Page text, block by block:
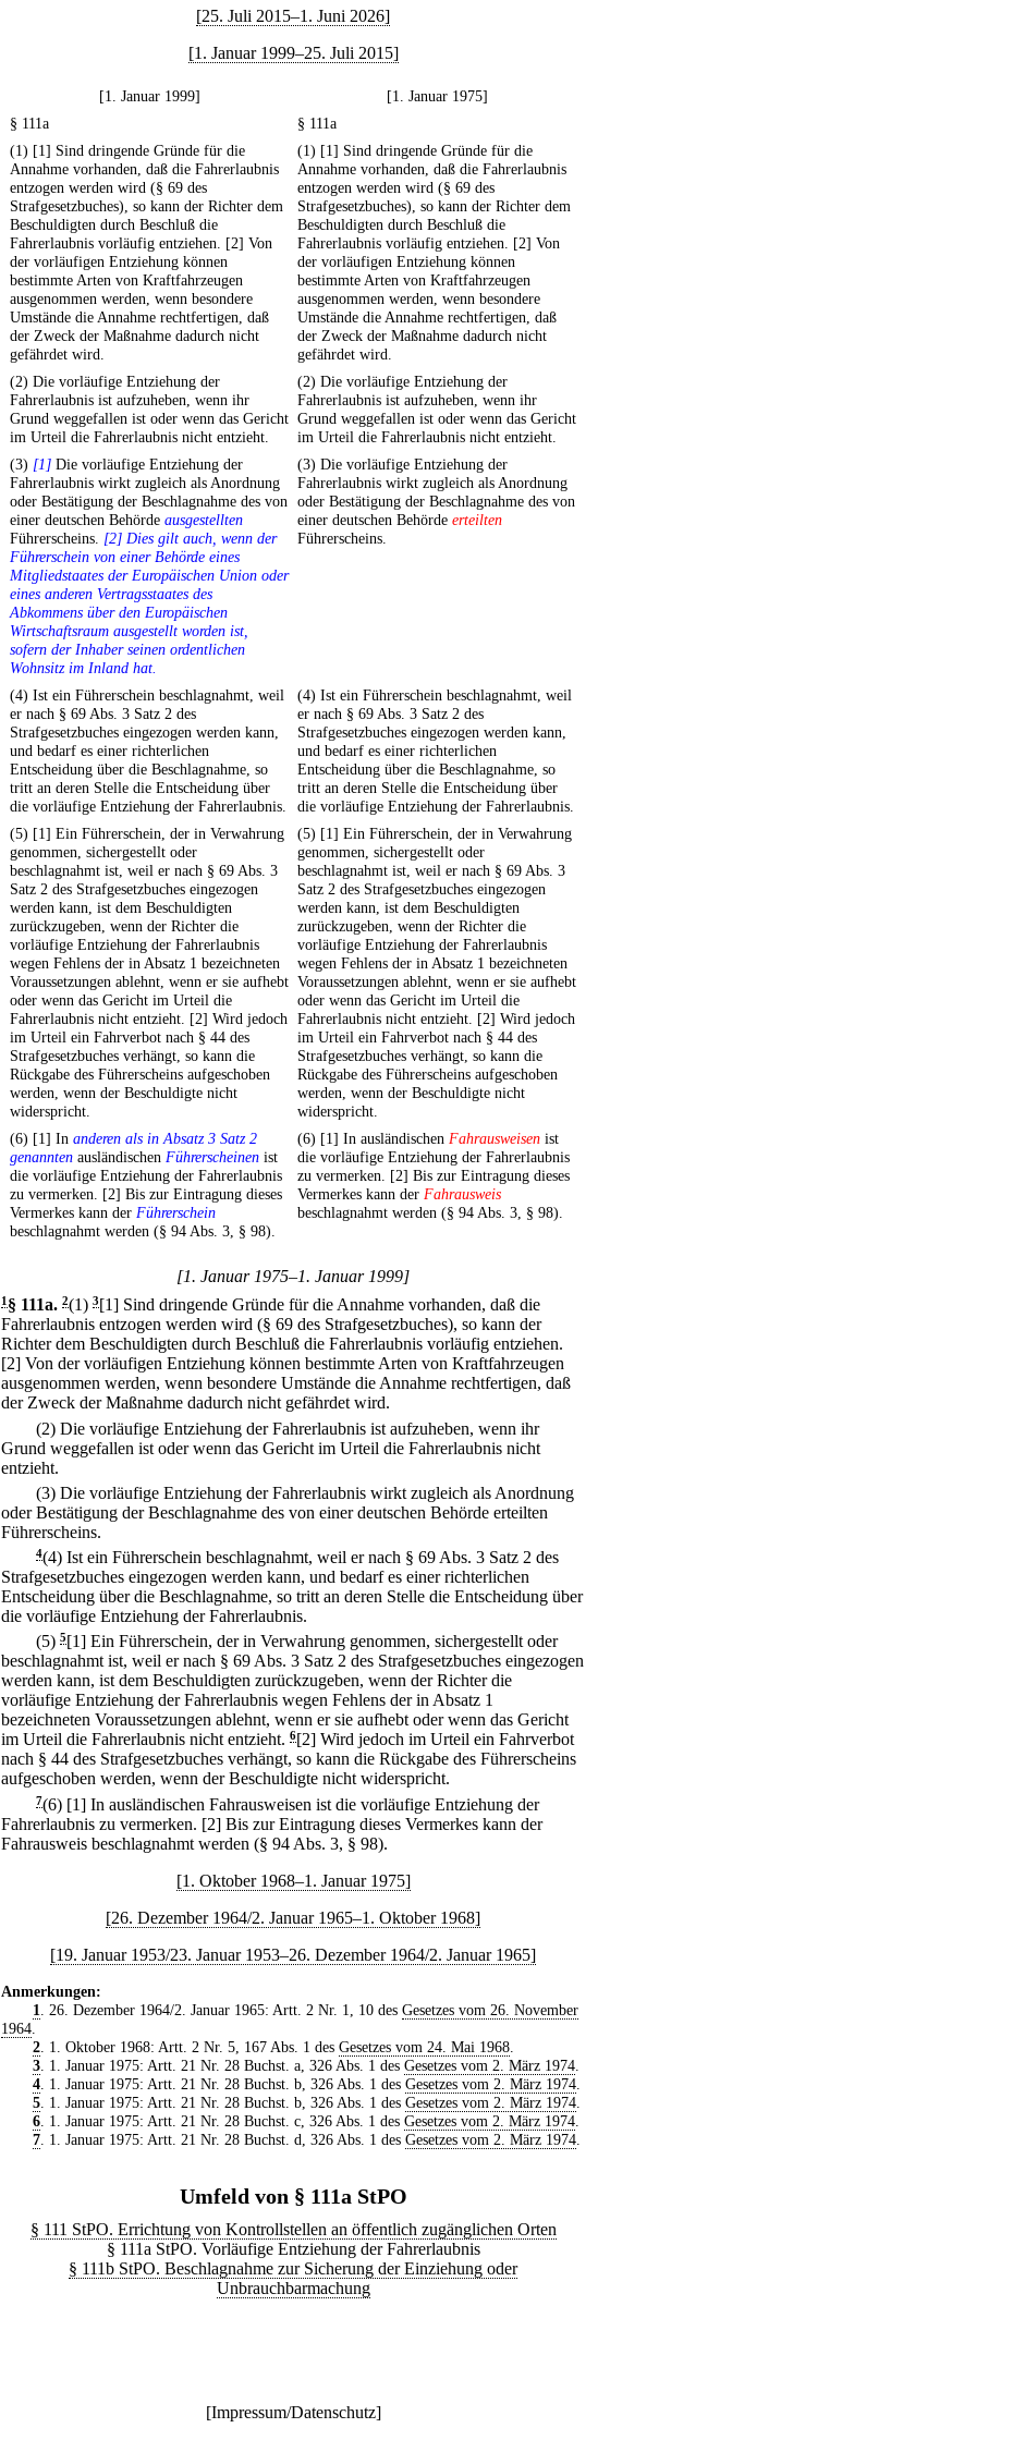
[25. Juli 2015–1. Juni 2026]
[1. Januar 1999–25. Juli 2015]
[1. Januar 1999]
[1. Januar 1975]
§ 111a
§ 111a
(1) [1] Sind dringende Gründe für die
Annahme vorhanden, daß die Fahrerlaubnis
entzogen werden wird (§ 69 des
Strafgesetzbuches), so kann der Richter dem
Beschuldigten durch Beschluß die
Fahrerlaubnis vorläufig entziehen. [2] Von
der vorläufigen Entziehung können
bestimmte Arten von Kraftfahrzeugen
ausgenommen werden, wenn besondere
Umstände die Annahme rechtfertigen, daß
der Zweck der Maßnahme dadurch nicht
gefährdet wird.
(1) [1] Sind dringende Gründe für die
Annahme vorhanden, daß die Fahrerlaubnis
entzogen werden wird (§ 69 des
Strafgesetzbuches), so kann der Richter dem
Beschuldigten durch Beschluß die
Fahrerlaubnis vorläufig entziehen. [2] Von
der vorläufigen Entziehung können
bestimmte Arten von Kraftfahrzeugen
ausgenommen werden, wenn besondere
Umstände die Annahme rechtfertigen, daß
der Zweck der Maßnahme dadurch nicht
gefährdet wird.
(2) Die vorläufige Entziehung der
Fahrerlaubnis ist aufzuheben, wenn ihr
Grund weggefallen ist oder wenn das Gericht
im Urteil die Fahrerlaubnis nicht entzieht.
(2) Die vorläufige Entziehung der
Fahrerlaubnis ist aufzuheben, wenn ihr
Grund weggefallen ist oder wenn das Gericht
im Urteil die Fahrerlaubnis nicht entzieht.
(3) [1] Die vorläufige Entziehung der
Fahrerlaubnis wirkt zugleich als Anordnung
oder Bestätigung der Beschlagnahme des von
einer deutschen Behörde ausgestellten
Führerscheins. [2] Dies gilt auch, wenn der
Führerschein von einer Behörde eines
Mitgliedstaates der Europäischen Union oder
eines anderen Vertragsstaates des
Abkommens über den Europäischen
Wirtschaftsraum ausgestellt worden ist,
sofern der Inhaber seinen ordentlichen
Wohnsitz im Inland hat.
(3) Die vorläufige Entziehung der
Fahrerlaubnis wirkt zugleich als Anordnung
oder Bestätigung der Beschlagnahme des von
einer deutschen Behörde erteilten
Führerscheins.
(4) Ist ein Führerschein beschlagnahmt, weil
er nach § 69 Abs. 3 Satz 2 des
Strafgesetzbuches eingezogen werden kann,
und bedarf es einer richterlichen
Entscheidung über die Beschlagnahme, so
tritt an deren Stelle die Entscheidung über
die vorläufige Entziehung der Fahrerlaubnis.
(4) Ist ein Führerschein beschlagnahmt, weil
er nach § 69 Abs. 3 Satz 2 des
Strafgesetzbuches eingezogen werden kann,
und bedarf es einer richterlichen
Entscheidung über die Beschlagnahme, so
tritt an deren Stelle die Entscheidung über
die vorläufige Entziehung der Fahrerlaubnis.
(5) [1] Ein Führerschein, der in Verwahrung
genommen, sichergestellt oder
beschlagnahmt ist, weil er nach § 69 Abs. 3
Satz 2 des Strafgesetzbuches eingezogen
werden kann, ist dem Beschuldigten
zurückzugeben, wenn der Richter die
vorläufige Entziehung der Fahrerlaubnis
wegen Fehlens der in Absatz 1 bezeichneten
Voraussetzungen ablehnt, wenn er sie aufhebt
oder wenn das Gericht im Urteil die
Fahrerlaubnis nicht entzieht. [2] Wird jedoch
im Urteil ein Fahrverbot nach § 44 des
Strafgesetzbuches verhängt, so kann die
Rückgabe des Führerscheins aufgeschoben
werden, wenn der Beschuldigte nicht
widerspricht.
(5) [1] Ein Führerschein, der in Verwahrung
genommen, sichergestellt oder
beschlagnahmt ist, weil er nach § 69 Abs. 3
Satz 2 des Strafgesetzbuches eingezogen
werden kann, ist dem Beschuldigten
zurückzugeben, wenn der Richter die
vorläufige Entziehung der Fahrerlaubnis
wegen Fehlens der in Absatz 1 bezeichneten
Voraussetzungen ablehnt, wenn er sie aufhebt
oder wenn das Gericht im Urteil die
Fahrerlaubnis nicht entzieht. [2] Wird jedoch
im Urteil ein Fahrverbot nach § 44 des
Strafgesetzbuches verhängt, so kann die
Rückgabe des Führerscheins aufgeschoben
werden, wenn der Beschuldigte nicht
widerspricht.
(6) [1] In anderen als in Absatz 3 Satz 2
genannten ausländischen Führerscheinen ist
die vorläufige Entziehung der Fahrerlaubnis
zu vermerken. [2] Bis zur Eintragung dieses
Vermerkes kann der Führerschein
beschlagnahmt werden (§ 94 Abs. 3, § 98).
(6) [1] In ausländischen Fahrausweisen ist
die vorläufige Entziehung der Fahrerlaubnis
zu vermerken. [2] Bis zur Eintragung dieses
Vermerkes kann der Fahrausweis
beschlagnahmt werden (§ 94 Abs. 3, § 98).
[1. Januar 1975–1. Januar 1999]
1§ 111a. 2(1) 3[1] Sind dringende Gründe für die Annahme vorhanden, daß die
Fahrerlaubnis entzogen werden wird (§ 69 des Strafgesetzbuches), so kann der
Richter dem Beschuldigten durch Beschluß die Fahrerlaubnis vorläufig entziehen.
[2] Von der vorläufigen Entziehung können bestimmte Arten von Kraftfahrzeugen
ausgenommen werden, wenn besondere Umstände die Annahme rechtfertigen, daß
der Zweck der Maßnahme dadurch nicht gefährdet wird.
(2) Die vorläufige Entziehung der Fahrerlaubnis ist aufzuheben, wenn ihr
Grund weggefallen ist oder wenn das Gericht im Urteil die Fahrerlaubnis nicht
entzieht.
(3) Die vorläufige Entziehung der Fahrerlaubnis wirkt zugleich als Anordnung
oder Bestätigung der Beschlagnahme des von einer deutschen Behörde erteilten
Führerscheins.
4(4) Ist ein Führerschein beschlagnahmt, weil er nach § 69 Abs. 3 Satz 2 des
Strafgesetzbuches eingezogen werden kann, und bedarf es einer richterlichen
Entscheidung über die Beschlagnahme, so tritt an deren Stelle die Entscheidung über
die vorläufige Entziehung der Fahrerlaubnis.
(5) 5 [1] Ein Führerschein, der in Verwahrung genommen, sichergestellt oder
beschlagnahmt ist, weil er nach § 69 Abs. 3 Satz 2 des Strafgesetzbuches eingezogen
werden kann, ist dem Beschuldigten zurückzugeben, wenn der Richter die
vorläufige Entziehung der Fahrerlaubnis wegen Fehlens der in Absatz 1
bezeichneten Voraussetzungen ablehnt, wenn er sie aufhebt oder wenn das Gericht
im Urteil die Fahrerlaubnis nicht entzieht. 6[2] Wird jedoch im Urteil ein Fahrverbot
nach § 44 des Strafgesetzbuches verhängt, so kann die Rückgabe des Führerscheins
aufgeschoben werden, wenn der Beschuldigte nicht widerspricht.
7(6) [1] In ausländischen Fahrausweisen ist die vorläufige Entziehung der
Fahrerlaubnis zu vermerken. [2] Bis zur Eintragung dieses Vermerkes kann der
Fahrausweis beschlagnahmt werden (§ 94 Abs. 3, § 98).
[1. Oktober 1968–1. Januar 1975]
[26. Dezember 1964/2. Januar 1965–1. Oktober 1968]
[19. Januar 1953/23. Januar 1953–26. Dezember 1964/2. Januar 1965]
Anmerkungen:
1
. 26. Dezember 1964/2. Januar 1965: Artt. 2 Nr. 1, 10 des Gesetzes vom 26. November
1964
2. 1. Oktober 1968: Artt. 2 Nr. 5, 167 Abs. 1 des Gesetzes vom 24. Mai 1968.
3. 1. Januar 1975: Artt. 21 Nr. 28 Buchst. a, 326 Abs. 1 des Gesetzes vom 2. März 1974.
4. 1. Januar 1975: Artt. 21 Nr. 28 Buchst. b, 326 Abs. 1 des Gesetzes vom 2. März 1974.
5. 1. Januar 1975: Artt. 21 Nr. 28 Buchst. b, 326 Abs. 1 des Gesetzes vom 2. März 1974.
6. 1. Januar 1975: Artt. 21 Nr. 28 Buchst. c, 326 Abs. 1 des Gesetzes vom 2. März 1974.
7. 1. Januar 1975: Artt. 21 Nr. 28 Buchst. d, 326 Abs. 1 des Gesetzes vom 2. März 1974.
Umfeld von § 111a StPO
§ 111 StPO. Errichtung von Kontrollstellen an öffentlich zugänglichen Orten
§ 111a StPO. Vorläufige Entziehung der Fahrerlaubnis
§ 111b StPO. Beschlagnahme zur Sicherung der Einziehung oder
Unbrauchbarmachung
[Impressum/Datenschutz]